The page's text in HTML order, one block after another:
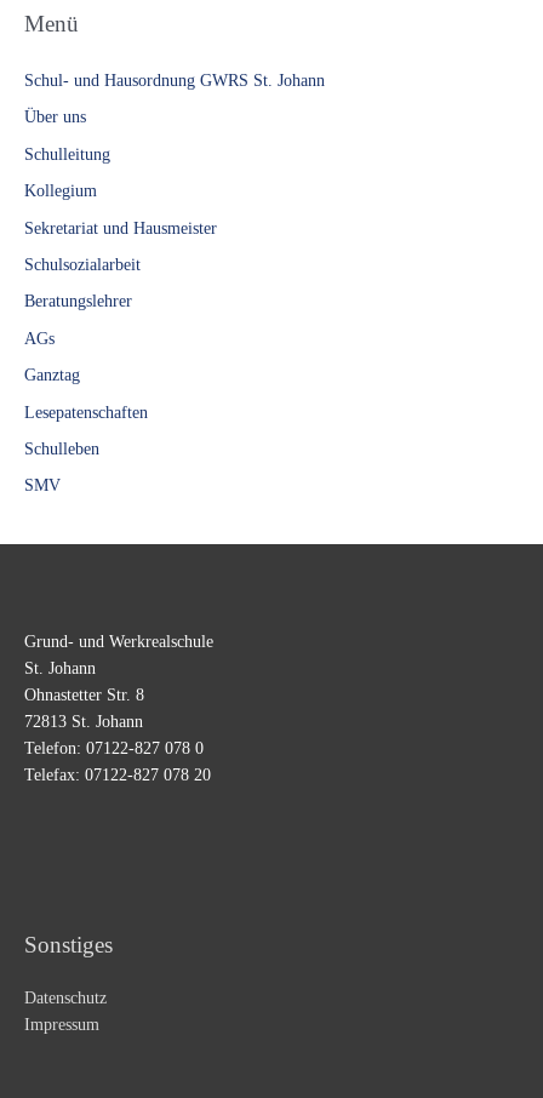
Menü
Schul- und Hausordnung GWRS St. Johann
Über uns
Schulleitung
Kollegium
Sekretariat und Hausmeister
Schulsozialarbeit
Beratungslehrer
AGs
Ganztag
Lesepatenschaften
Schulleben
SMV
Grund- und Werkrealschule
St. Johann
Ohnastetter Str. 8
72813 St. Johann
Telefon: 07122-827 078 0
Telefax: 07122-827 078 20
Sonstiges
Datenschutz
Impressum